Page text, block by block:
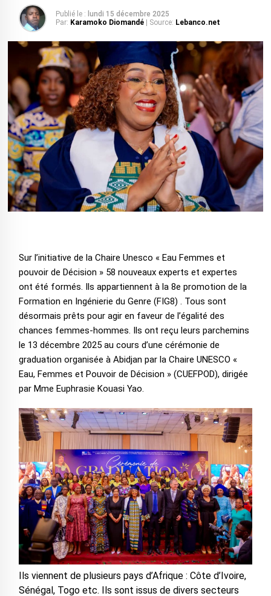
Publié le : lundi 15 décembre 2025
Par: Karamoko Diomandé | Source: Lebanco.net
Sur l’initiative de la Chaire Unesco « Eau Femmes et
pouvoir de Décision » 58 nouveaux experts et expertes
ont été formés. Ils appartiennent à la 8e promotion de la
Formation en Ingénierie du Genre (FIG8) . Tous sont
désormais prêts pour agir en faveur de l’égalité des
chances femmes-hommes. Ils ont reçu leurs parchemins
le 13 décembre 2025 au cours d’une cérémonie de
graduation organisée à Abidjan par la Chaire UNESCO «
Eau, Femmes et Pouvoir de Décision » (CUEFPOD), dirigée
par Mme Euphrasie Kouasi Yao.
Ils viennent de plusieurs pays d’Afrique : Côte d’Ivoire,
Sénégal, Togo etc. Ils sont issus de divers secteurs